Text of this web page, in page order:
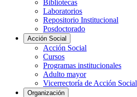
Bibliotecas
Laboratorios
Repositorio Institucional
Posdoctorado
Acción Social
Acción Social
Cursos
Programas institucionales
Adulto mayor
Vicerrectoría de Acción Social
Organización